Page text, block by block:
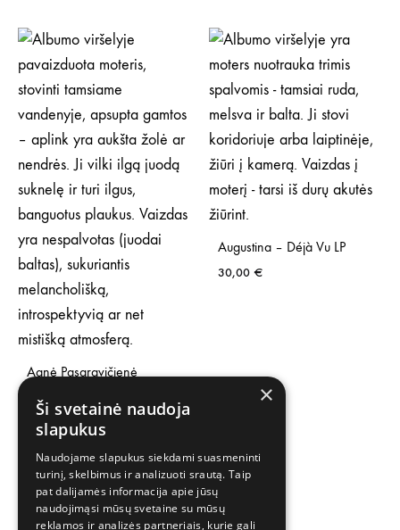
Agnė Pasaravičienė
LP
30,00€
Augustina – Déjà Vu LP
30,00 €
×
Ši svetainė naudoja
slapukus
Naudojame slapukus siekdami suasmeninti
turinį, skelbimus ir analizuoti srautą. Taip
pat dalijamės informacija apie jūsų
naudojimąsi mūsų svetaine su mūsų
reklamos ir analizės partneriais, kurie gali